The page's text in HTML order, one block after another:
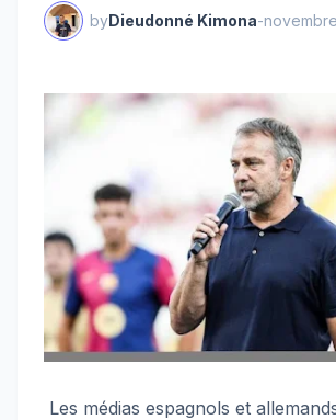
byDieudonné Kimona-
Les médias espagnols et